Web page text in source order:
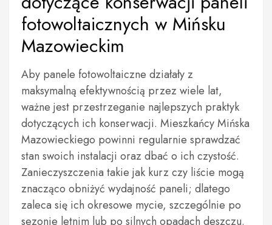
fotowoltaicznych w Mińsku
Mazowieckim
Aby panele fotowoltaiczne działały z
maksymalną efektywnością przez wiele lat,
ważne jest przestrzeganie najlepszych praktyk
dotyczących ich konserwacji. Mieszkańcy Mińska
Mazowieckiego powinni regularnie sprawdzać
stan swoich instalacji oraz dbać o ich czystość.
Zanieczyszczenia takie jak kurz czy liście mogą
znacząco obniżyć wydajność paneli; dlatego
zaleca się ich okresowe mycie, szczególnie po
sezonie letnim lub po silnych opadach deszczu.